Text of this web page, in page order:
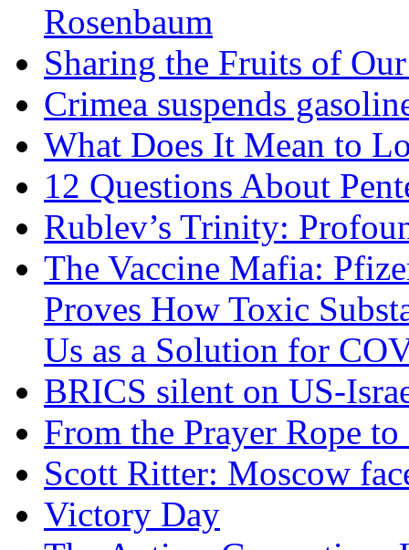
Rosenbaum
Sharing the Fruits of
Crimea suspends
What Does It Mean to
12 Questions About
Rublev’s Trinity:
The Vaccine Mafia:
Proves How Toxic
Us as a Solution for
BRICS silent on US-
From the Prayer Rope
Scott Ritter: Moscow
Victory Day